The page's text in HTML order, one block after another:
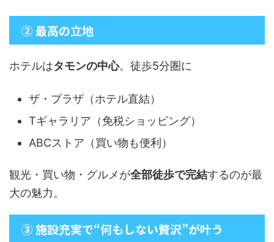
② 最高の立地
ホテルはタモンの中心。徒歩5分圏に
ザ・プラザ（ホテル直結）
Tギャラリア（免税ショッピング）
ABCストア（買い物も便利）
観光・買い物・グルメが全部徒歩で完結するのが最
大の魅力。
③ 施設充実で“何もしない贅沢”が叶う